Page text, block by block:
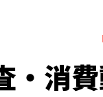
・消